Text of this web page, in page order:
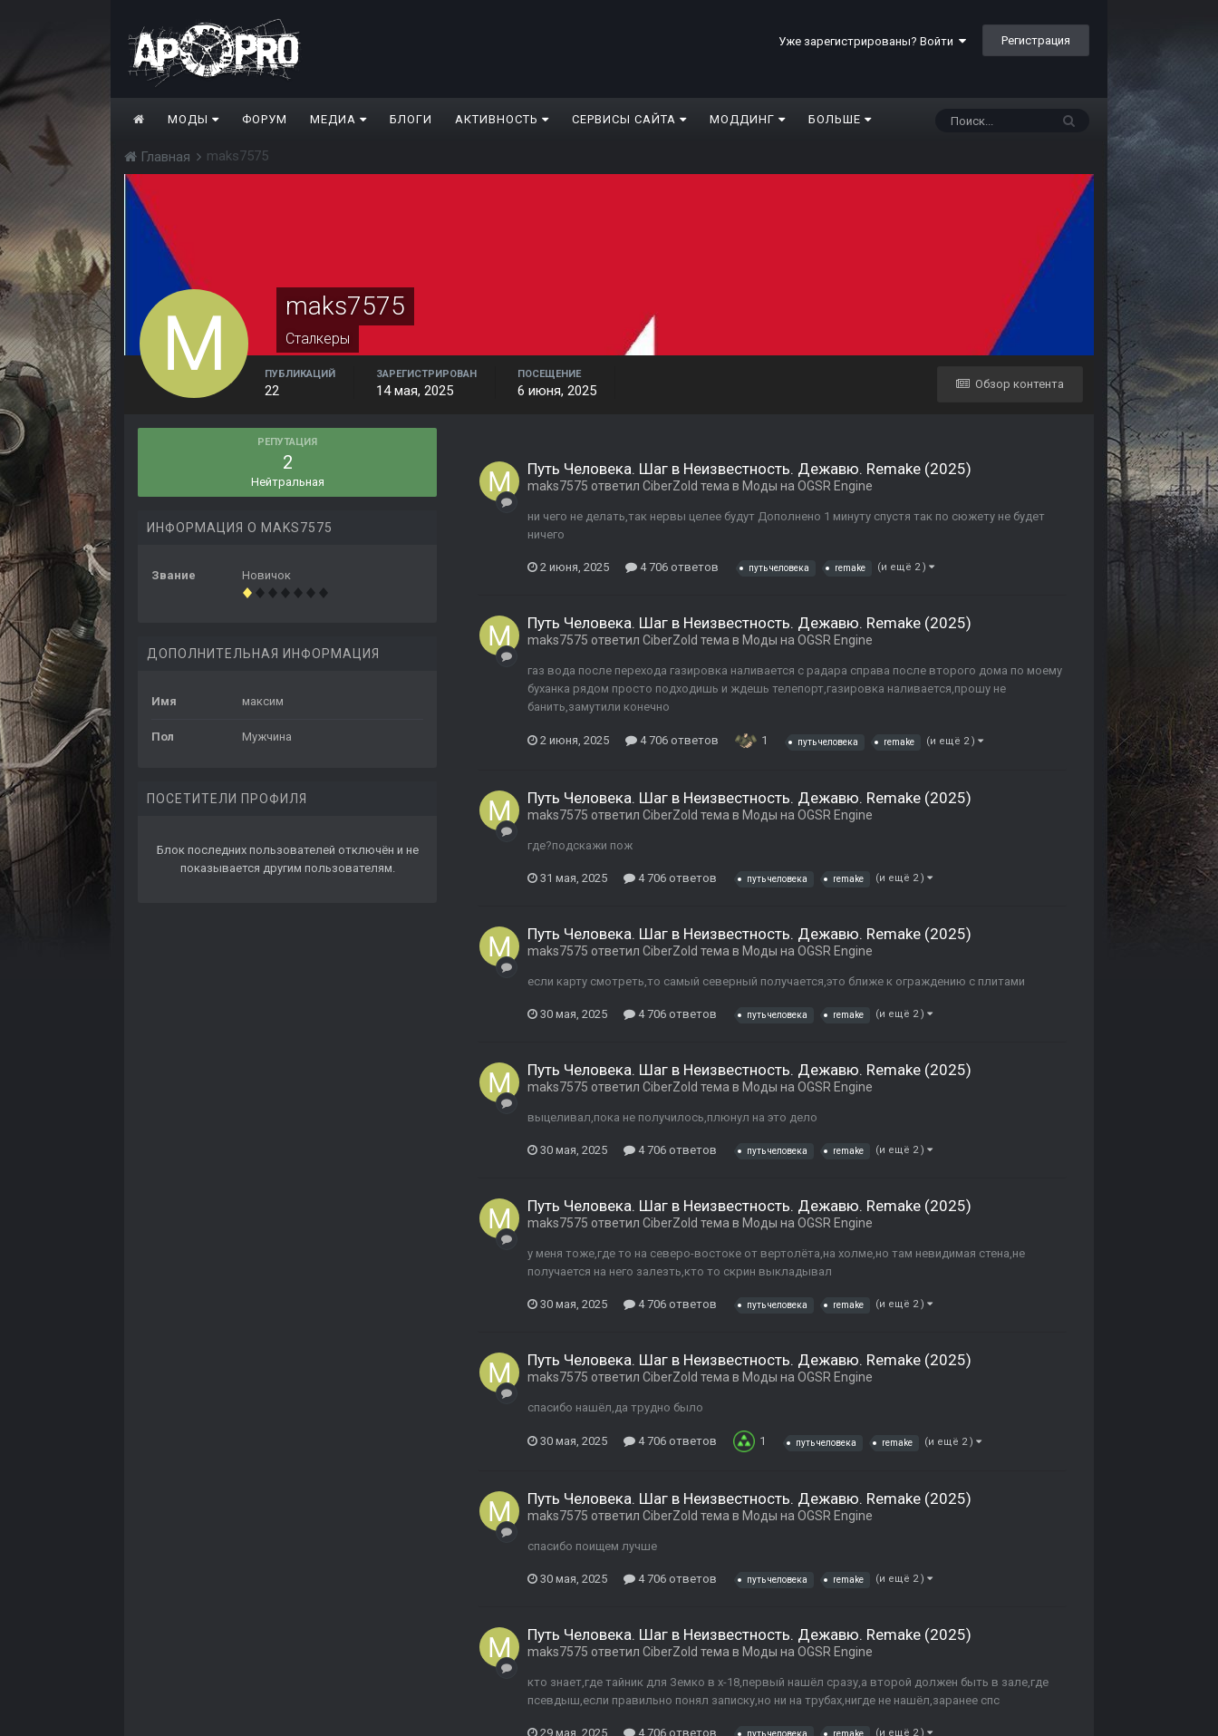
Уже зарегистрированы? Войти Регистрация
МОДЫ ФОРУМ МЕДИА БЛОГИ АКТИВНОСТЬ СЕРВИСЫ САЙТА МОДДИНГ БОЛЬШЕ
Главная maks7575
maks7575
Сталкеры
Обзор контента
ПУБЛИКАЦИЙ
22
ЗАРЕГИСТРИРОВАН
14 мая, 2025
ПОСЕЩЕНИЕ
6 июня, 2025
РЕПУТАЦИЯ
2
Нейтральная
ИНФОРМАЦИЯ О MAKS7575
Звание Новичок
ДОПОЛНИТЕЛЬНАЯ ИНФОРМАЦИЯ
Имя максим
Пол Мужчина
ПОСЕТИТЕЛИ ПРОФИЛЯ
Блок последних пользователей отключён и не
показывается другим пользователям.
Путь Человека. Шаг в Неизвестность. Дежавю. Remake (2025)
maks7575 ответил CiberZold тема в Моды на OGSR Engine
ни чего не делать,так нервы целее будут Дополнено 1 минуту спустя так по сюжету не будет
ничего
2 июня, 2025 4 706 ответов путь человека remake (и ещё 2 )
Путь Человека. Шаг в Неизвестность. Дежавю. Remake (2025)
maks7575 ответил CiberZold тема в Моды на OGSR Engine
газ вода после перехода газировка наливается с радара справа после второго дома по моему
буханка рядом просто подходишь и ждешь телепорт,газировка наливается,прошу не
банить,замутили конечно
2 июня, 2025 4 706 ответов 1 путь человека remake (и ещё 2 )
Путь Человека. Шаг в Неизвестность. Дежавю. Remake (2025)
maks7575 ответил CiberZold тема в Моды на OGSR Engine
где?подскажи пож
31 мая, 2025 4 706 ответов путь человека remake (и ещё 2 )
Путь Человека. Шаг в Неизвестность. Дежавю. Remake (2025)
maks7575 ответил CiberZold тема в Моды на OGSR Engine
если карту смотреть,то самый северный получается,это ближе к ограждению с плитами
30 мая, 2025 4 706 ответов путь человека remake (и ещё 2 )
Путь Человека. Шаг в Неизвестность. Дежавю. Remake (2025)
maks7575 ответил CiberZold тема в Моды на OGSR Engine
выцеливал,пока не получилось,плюнул на это дело
30 мая, 2025 4 706 ответов путь человека remake (и ещё 2 )
Путь Человека. Шаг в Неизвестность. Дежавю. Remake (2025)
maks7575 ответил CiberZold тема в Моды на OGSR Engine
у меня тоже,где то на северо-востоке от вертолёта,на холме,но там невидимая стена,не
получается на него залезть,кто то скрин выкладывал
30 мая, 2025 4 706 ответов путь человека remake (и ещё 2 )
Путь Человека. Шаг в Неизвестность. Дежавю. Remake (2025)
maks7575 ответил CiberZold тема в Моды на OGSR Engine
спасибо нашёл,да трудно было
30 мая, 2025 4 706 ответов 1 путь человека remake (и ещё 2 )
Путь Человека. Шаг в Неизвестность. Дежавю. Remake (2025)
maks7575 ответил CiberZold тема в Моды на OGSR Engine
спасибо поищем лучше
30 мая, 2025 4 706 ответов путь человека remake (и ещё 2 )
Путь Человека. Шаг в Неизвестность. Дежавю. Remake (2025)
maks7575 ответил CiberZold тема в Моды на OGSR Engine
кто знает,где тайник для Земко в х-18,первый нашёл сразу,а второй должен быть в зале,где
псевдыш,если правильно понял записку,но ни на трубах,нигде не нашёл,заранее спс
29 мая, 2025 4 706 ответов путь человека remake (и ещё 2 )